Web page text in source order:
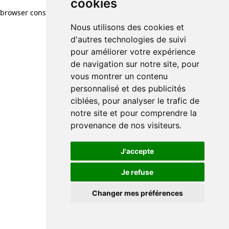
cookies
Nous utilisons des cookies et
d'autres technologies de suivi
pour améliorer votre expérience
de navigation sur notre site, pour
vous montrer un contenu
personnalisé et des publicités
ciblées, pour analyser le trafic de
notre site et pour comprendre la
provenance de nos visiteurs.
J'accepte
Je refuse
Changer mes préférences
browser console for more information)